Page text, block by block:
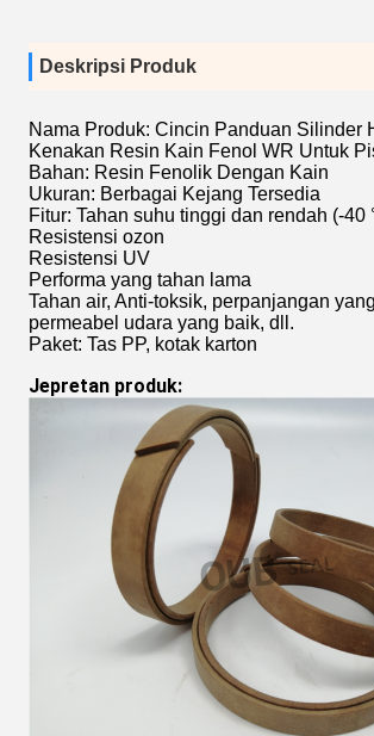
Deskripsi Produk
Nama Produk: Cincin Panduan Silinder
Kenakan Resin Kain Fenol WR Untuk
Bahan: Resin Fenolik Dengan Kain
Ukuran: Berbagai Kejang Tersedia
Fitur: Tahan suhu tinggi dan rendah (-40
Resistensi ozon
Resistensi UV
Performa yang tahan lama
Tahan air, Anti-toksik, perpanjangan
permeabel udara yang baik, dll.
Paket: Tas PP, kotak karton
Jepretan produk: